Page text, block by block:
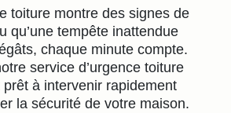
toiture montre des signes de
qu’une tempête inattendue
chaque minute compte.
service d’urgence toiture
prêt à intervenir rapidement
la sécurité de votre maison.